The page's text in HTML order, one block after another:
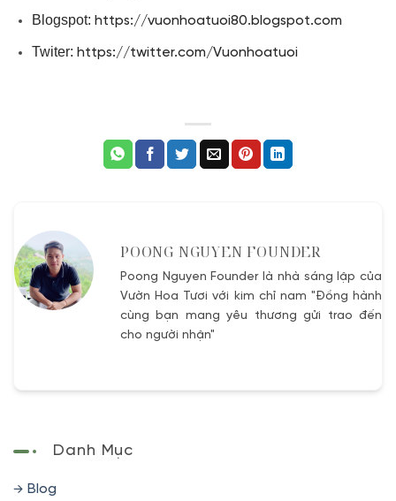
Blogspot: https://vuonhoatuoi80.blogspot.com
Twiter: https://twitter.com/Vuonhoatuoi
POONG NGUYEN FOUNDER
Poong Nguyen Founder là nhà sáng lập của
Vườn Hoa Tươi với kim chỉ nam "Đồng hành
cùng bạn mang yêu thương gửi trao đến
cho người nhận"
Danh Mục
Blog